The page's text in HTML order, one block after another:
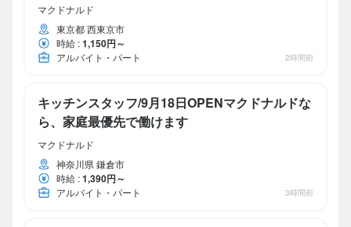
マクドナルド
東京都 西東京市
時給 :1,150円～
アルバイト・パート 2時間前
キッチンスタッフ/9月18日OPENマクドナルドな
ら、家庭最優先で働けます
マクドナルド
神奈川県 鎌倉市
時給 :1,390円～
アルバイト・パート 3時間前